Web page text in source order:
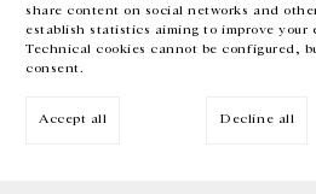
share content on social networks and
establish statistics aiming to improve your
Technical cookies cannot be configured,
consent.
Accept all Decline all
EN FR 中文 Facebook Instagram
Inscrivez-vous à notre newsletter